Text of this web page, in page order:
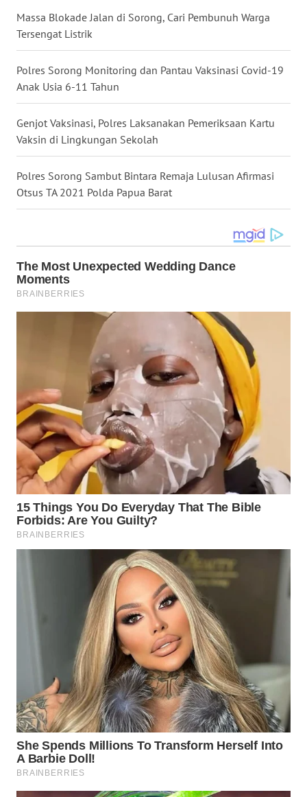
Massa Blokade Jalan di Sorong, Cari Pembunuh Warga
Tersengat Listrik
Polres Sorong Monitoring dan Pantau Vaksinasi Covid-19
Anak Usia 6-11 Tahun
Genjot Vaksinasi, Polres Laksanakan Pemeriksaan Kartu
Vaksin di Lingkungan Sekolah
Polres Sorong Sambut Bintara Remaja Lulusan Afirmasi
Otsus TA 2021 Polda Papua Barat
WN
KALTARA
WN
KALSEL
WN
KALTIM
WN
SULSEL
GORONTALO
WN
SULUT
MALUT
WN
DAIRI
WN
DANAU
TOBA
WN
SELATAN
WN
TANJUNG
LESUNG
WN
KARO